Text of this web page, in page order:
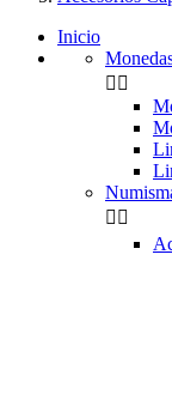
Inicio
 
 